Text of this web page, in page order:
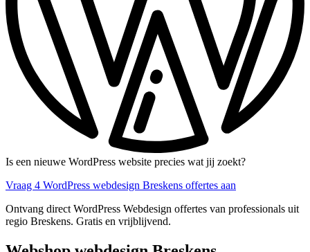
Is een nieuwe WordPress website precies wat jij zoekt?
Vraag 4 WordPress webdesign Breskens offertes aan
Ontvang direct WordPress Webdesign offertes van professionals uit
regio Breskens. Gratis en vrijblijvend.